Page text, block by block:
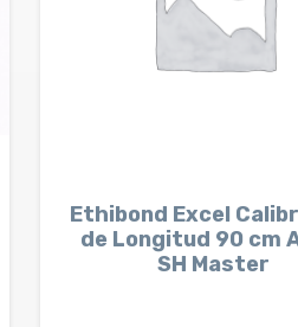
Ethibond Excel
de Longitud 90 cm
SH Master